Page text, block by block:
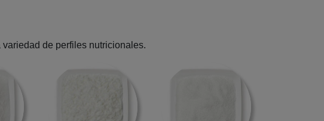
de perfiles nutricionales.